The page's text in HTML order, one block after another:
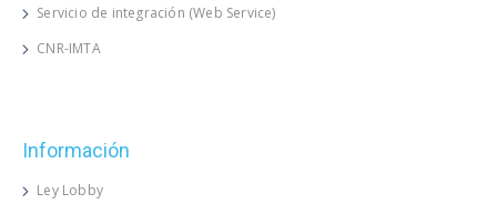
Servicio de integración (Web Service)
CNR-IMTA
Información
Ley Lobby